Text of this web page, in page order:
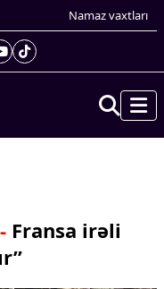
Namaz vaxtları
Fransa irəli